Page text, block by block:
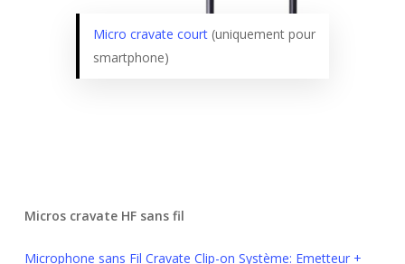
Micro cravate court(uniquement pour
smartphone)
Micros cravate HF sans fil
Microphone sans Fil Cravate Clip-on Système: Emetteur +